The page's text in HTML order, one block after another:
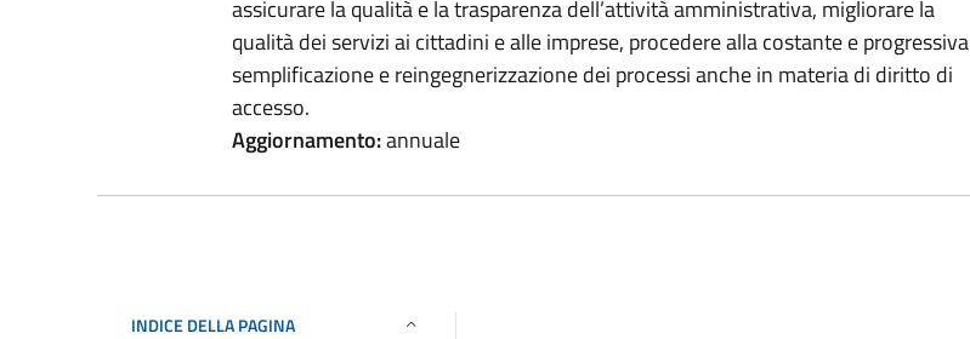
assicurare la qualità e la trasparenza dell’attività amministrativa, migliorare la
qualità dei servizi ai cittadini e alle imprese, procedere alla costante e progressiva
semplificazione e reingegnerizzazione dei processi anche in materia di diritto di
accesso.
Aggiornamento:annuale
INDICE DELLA PAGINA